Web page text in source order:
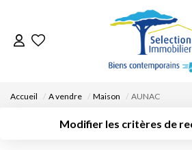
ACCUEIL
Accueil A vendre Maison AUNAC
Modifier les critères de